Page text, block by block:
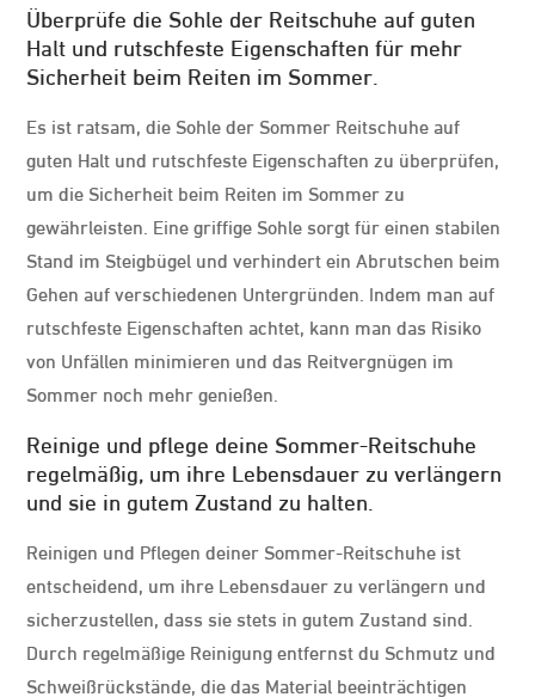
Überprüfe die Sohle der Reitschuhe auf guten
Halt und rutschfeste Eigenschaften für mehr
Sicherheit beim Reiten im Sommer.
Es ist ratsam, die Sohle der Sommer Reitschuhe auf
guten Halt und rutschfeste Eigenschaften zu überprüfen,
um die Sicherheit beim Reiten im Sommer zu
gewährleisten. Eine griffige Sohle sorgt für einen stabilen
Stand im Steigbügel und verhindert ein Abrutschen beim
Gehen auf verschiedenen Untergründen. Indem man auf
rutschfeste Eigenschaften achtet, kann man das Risiko
von Unfällen minimieren und das Reitvergnügen im
Sommer noch mehr genießen.
Reinige und pflege deine Sommer-Reitschuhe
regelmäßig, um ihre Lebensdauer zu verlängern
und sie in gutem Zustand zu halten.
Reinigen und Pflegen deiner Sommer-Reitschuhe ist
entscheidend, um ihre Lebensdauer zu verlängern und
sicherzustellen, dass sie stets in gutem Zustand sind.
Durch regelmäßige Reinigung entfernst du Schmutz und
Schweißrückstände, die das Material beeinträchtigen